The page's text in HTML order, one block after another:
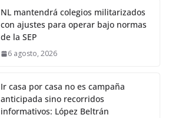
NL mantendrá colegios militarizados
con ajustes para operar bajo normas
de la SEP
6 agosto, 2026
Ir casa por casa no es campaña
anticipada sino recorridos
informativos: López Beltrán